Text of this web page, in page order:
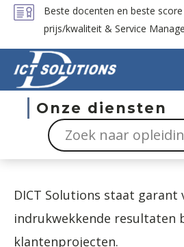
Beste docenten en beste score
prijs/kwaliteit & Service
Onze diensten
DICT Solutions staat
indrukwekkende resultaten
klantenprojecten.